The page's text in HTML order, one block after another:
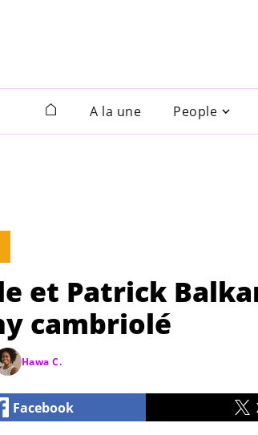
A la une People
et Patrick
cambriolé
Hawa C.
Facebook